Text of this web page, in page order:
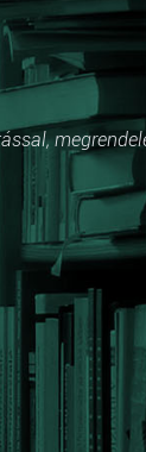
Kiemelt
Az